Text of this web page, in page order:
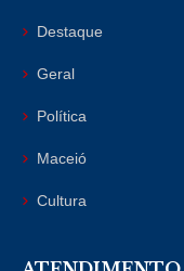
Destaque
Geral
Política
Maceió
Cultura